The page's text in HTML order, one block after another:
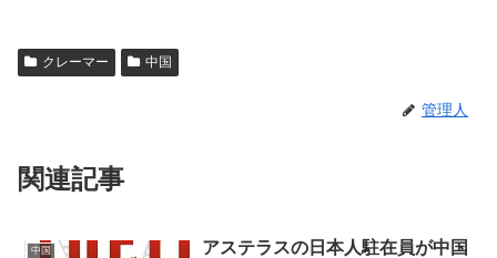
クレーマー 中国
管理人
関連記事
中国
アステラスの日本人駐在員が中国